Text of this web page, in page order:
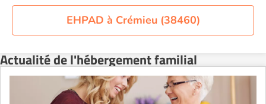
EHPAD à Crémieu (38460)
Actualité de l'hébergement familial